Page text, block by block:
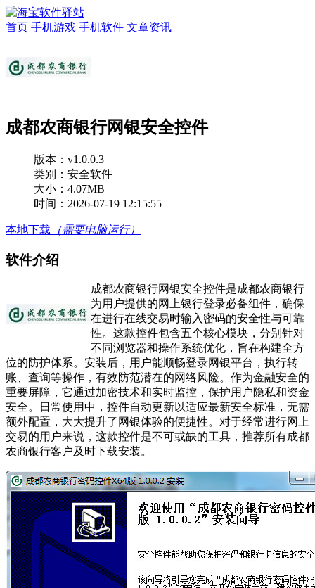
首页 手机游戏 手机软件 文章资讯
成都农商银行网银安全控件
版本： v1.0.0.3
类别：安全软件
大小：4.07MB
时间：2026-07-19 12:15:55
本地下载 （需要电脑运行）
软件介绍
成都农商银行网银安全控件是成都农商银行
为用户提供的网上银行登录必备组件，确保
在进行在线交易时输入密码的安全性与可靠
性。这款控件包含五个核心模块，分别针对
不同浏览器和操作系统优化，旨在构建全方
位的防护体系。安装后，用户能顺畅登录网银平台，执行转
账、查询等操作，有效防范潜在的网络风险。作为金融安全的
重要屏障，它通过加密技术和实时监控，保护用户隐私和资金
安全。日常使用中，控件自动更新以适应最新安全标准，无需
额外配置，大大提升了网银体验的便捷性。对于经常进行网上
交易的用户来说，这款控件是不可或缺的工具，推荐所有成都
农商银行客户及时下载安装。